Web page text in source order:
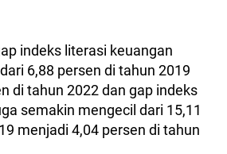
indeks literasi keuangan
6,88 persen di tahun 2019
di tahun 2022 dan gap indeks
semakin mengecil dari 15,11
menjadi 4,04 persen di tahun